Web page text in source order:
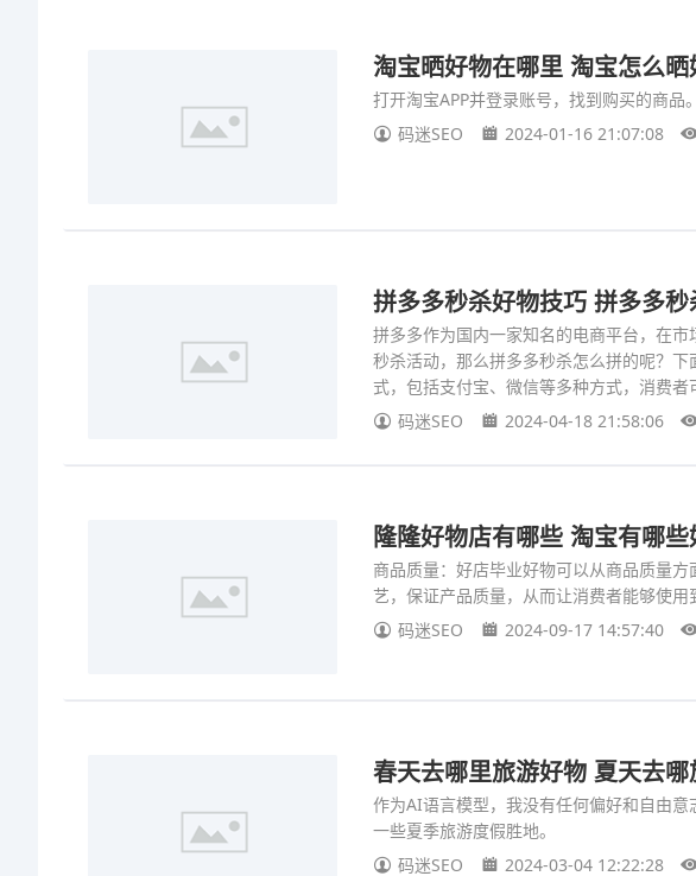
淘宝晒好物在哪里 淘宝怎么晒
打开淘宝APP并登录账号，找到购买的商品。
码迷SEO
2024-01-16 21:07:08
拼多多秒杀好物技巧 拼多多
拼多多作为国内一家知名的电商平台，在
秒杀活动，那么拼多多秒杀怎么拼的呢？
式，包括支付宝、微信等多种方式，消费者
码迷SEO
2024-04-18 21:58:06
隆隆好物店有哪些 淘宝有哪
商品质量：好店毕业好物可以从商品质量
艺，保证产品质量，从而让消费者能够使用
码迷SEO
2024-09-17 14:57:40
春天去哪里旅游好物 夏天去
作为AI语言模型，我没有任何偏好和自由
一些夏季旅游度假胜地。
码迷SEO
2024-03-04 12:22:28